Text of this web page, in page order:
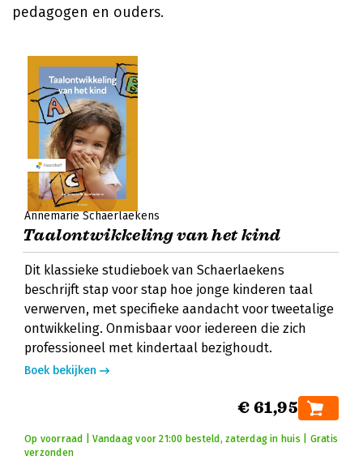
pedagogen en ouders.
Annemarie Schaerlaekens
Taalontwikkeling van het kind
Dit klassieke studieboek van Schaerlaekens
beschrijft stap voor stap hoe jonge kinderen taal
verwerven, met specifieke aandacht voor tweetalige
ontwikkeling. Onmisbaar voor iedereen die zich
professioneel met kindertaal bezighoudt.
Boek bekijken
€ 61,95
Op voorraad | Vandaag voor 21:00 besteld, zaterdag in huis | Gratis
verzonden